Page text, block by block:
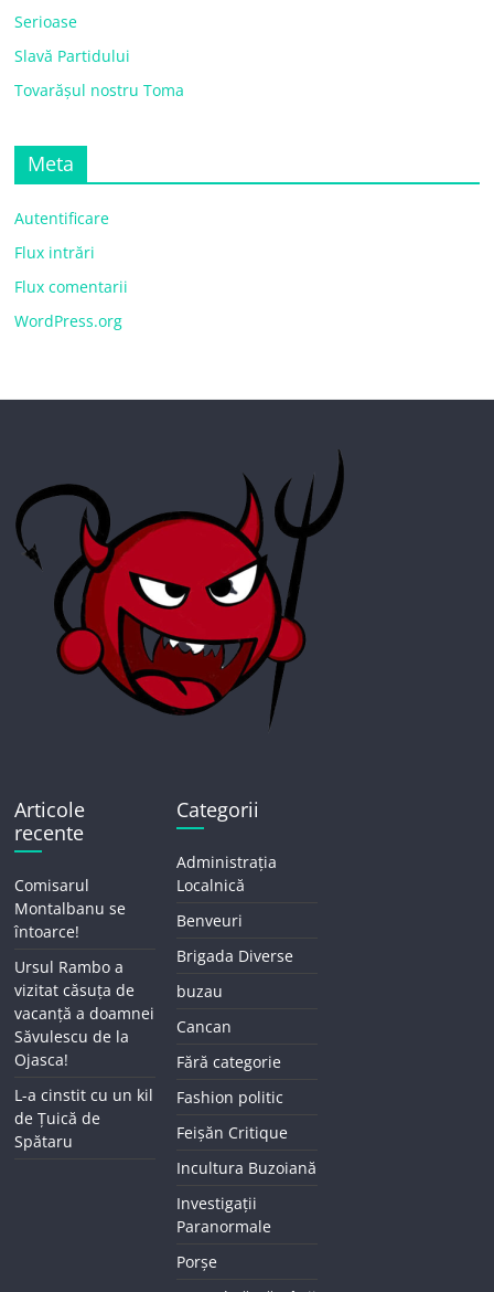
Serioase
Slavă Partidului
Tovarășul nostru Toma
Meta
Autentificare
Flux intrări
Flux comentarii
WordPress.org
Articole
recente
Comisarul
Montalbanu se
întoarce!
Ursul Rambo a
vizitat căsuța de
vacanță a doamnei
Săvulescu de la
Ojasca!
L-a cinstit cu un kil
de Țuică de
Spătaru
Categorii
Administrația
Localnică
Benveuri
Brigada Diverse
buzau
Cancan
Fără categorie
Fashion politic
Feișăn Critique
Incultura Buzoiană
Investigații
Paranormale
Porșe